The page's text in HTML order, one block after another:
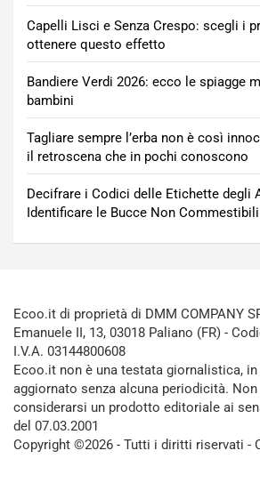
Capelli Lisci e Senza Crespo: scegli i
ottenere questo effetto
Bandiere Verdi 2026: ecco le spiagge
bambini
Tagliare sempre l’erba non è così
il retroscena che in pochi conoscono
Decifrare i Codici delle Etichette degli
Identificare le Bucce Non Commestibili
Ecoo.it di proprietà di DMM COMPANY
Emanuele II, 13, 03018 Paliano (FR) -
I.V.A. 03144800608
Ecoo.it non è una testata giornalistica,
aggiornato senza alcuna periodicità.
considerarsi un prodotto editoriale ai
del 07.03.2001
Copyright ©2026 - Tutti i diritti riservati -